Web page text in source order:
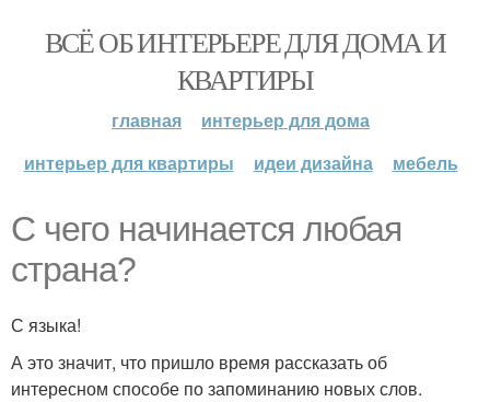
ВСЁ ОБ ИНТЕРЬЕРЕ ДЛЯ ДОМА И
КВАРТИРЫ
главная
интерьер для дома
интерьер для квартиры
идеи дизайна мебель
С чего начинается любая
страна?
С языка!
А это значит, что пришло время рассказать об
интересном способе по запоминанию новых слов.